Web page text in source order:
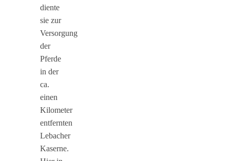
diente
sie zur
Versorgung
der
Pferde
in der
ca.
einen
Kilometer
entfernten
Lebacher
Kaserne.